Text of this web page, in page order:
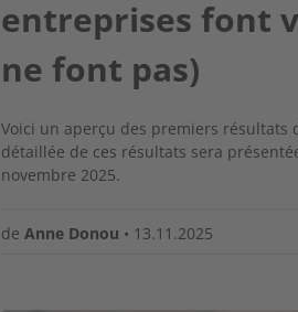
entreprises font
ne font pas)
Voici un aperçu des premiers résultats
détaillée de ces résultats sera
novembre 2025.
de Anne Donou • 13.11.2025